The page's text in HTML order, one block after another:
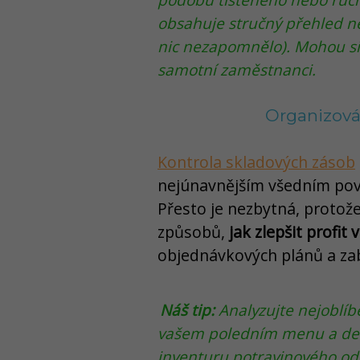
obsahuje stručný přehled
nic nezapomnělo). Mohou
samotní zaměstnanci.
Kontrola skladových zásob
nejúnavnějším všedním
Přesto je nezbytná,
způsobů, jak zlepšit profit
objednávkových plánů a
Náš tip:Analyzujte
vašem poledním menu a